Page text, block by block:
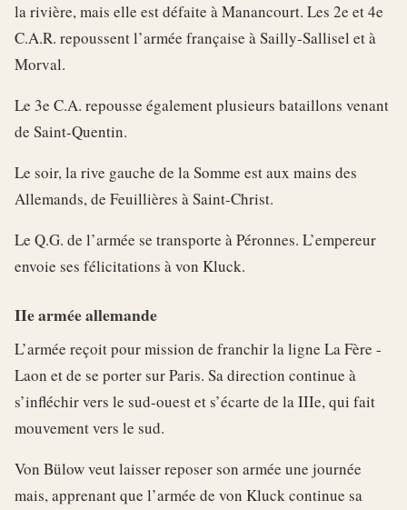
la rivière, mais elle est défaite à Manancourt. Les 2e et 4e
C.A.R. repoussent l’armée française à Sailly-Sallisel et à
Morval.
Le 3e C.A. repousse également plusieurs bataillons venant
de Saint-Quentin.
Le soir, la rive gauche de la Somme est aux mains des
Allemands, de Feuillières à Saint-Christ.
Le Q.G. de l’armée se transporte à Péronnes. L’empereur
envoie ses félicitations à von Kluck.
IIe armée allemande
L’armée reçoit pour mission de franchir la ligne La Fère -
Laon et de se porter sur Paris. Sa direction continue à
s’infléchir vers le sud-ouest et s’écarte de la IIIe, qui fait
mouvement vers le sud.
Von Bülow veut laisser reposer son armée une journée
mais, apprenant que l’armée de von Kluck continue sa